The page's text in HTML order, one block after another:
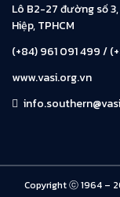
Lô B2-27 đường số
Hiệp, TPHCM
(+84) 961 091 499 /
www.vasi.org.vn
Copyright ⓒ 1964 –